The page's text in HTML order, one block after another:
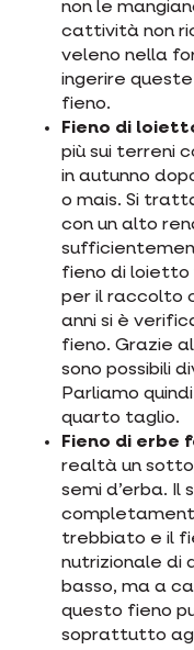
non le
cattività non
veleno nella
ingerire
fieno.
Fieno di
più sui terreni
in autunno
o mais. Si
con un alto
fieno di loietto
per il raccolto
anni si è
fieno. Grazie
sono possibili
Parliamo
quarto taglio.
Fieno di erbe
realtà un
semi d’erba. Il
trebbiato e il
nutrizionale di
basso, ma a
questo fieno
soprattutto